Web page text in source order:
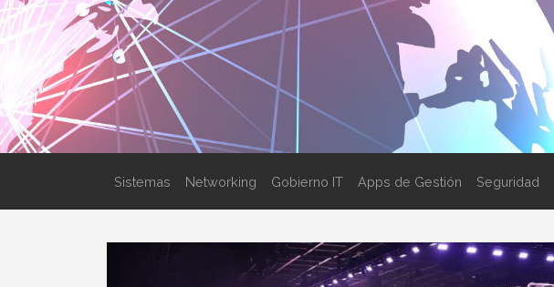
Sistemas Networking Gobierno IT Apps de Gestión Seguridad